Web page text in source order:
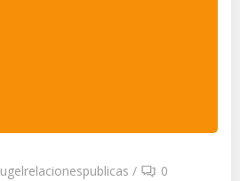
ugelrelacionespublicas / 0